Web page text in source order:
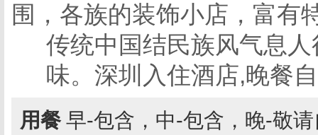
围，各族的装饰小店，富有
传统中国结民族风气息
味。深圳入住酒店,晚餐
用餐 早-包含，中-包含，晚-敬